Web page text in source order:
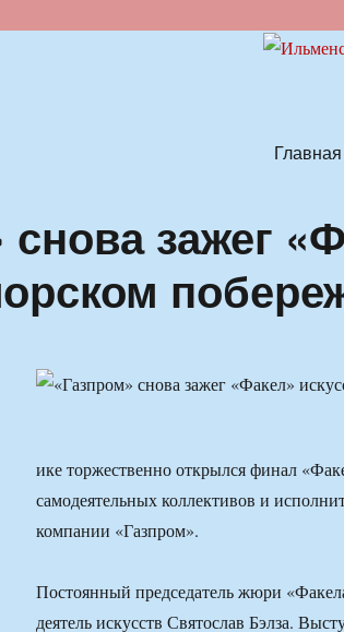
Главная
зажег
ике торжественно открылся финал
самодеятельных коллективов и
компании «Газпром».
Постоянный председатель жюри
деятель искусств Святослав Бэлза.